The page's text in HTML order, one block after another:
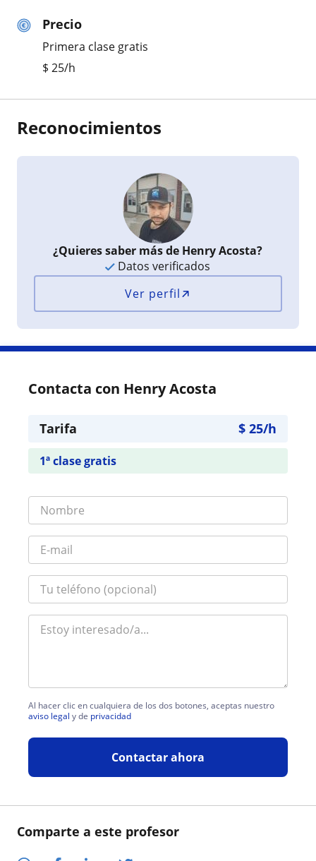
Comparte a este profesor
Precio
Primera clase gratis
$ 25/h
Reconocimientos
¿Quieres saber más de Henry Acosta?
Datos verificados
Ver perfil
Contacta con Henry Acosta
Tarifa $ 25/h
1ª clase gratis
Al hacer clic en cualquiera de los dos botones, aceptas nuestro
aviso legal y de privacidad
Contactar ahora